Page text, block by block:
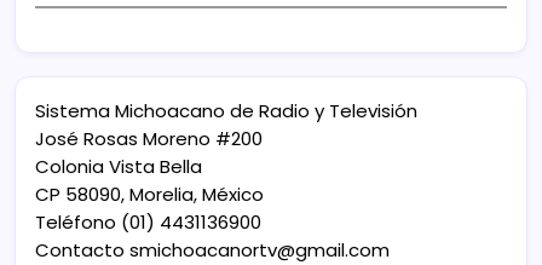
Sistema Michoacano de Radio y Televisión
José Rosas Moreno #200
Colonia Vista Bella
CP 58090, Morelia, México
Teléfono (01) 4431136900
Contacto smichoacanortv@gmail.com